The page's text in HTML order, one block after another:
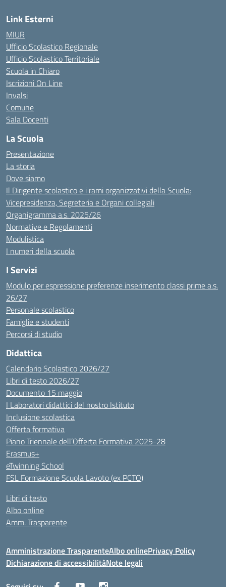
Link Esterni
MIUR
Ufficio Scolastico Regionale
Ufficio Scolastico Territoriale
Scuola in Chiaro
Iscrizioni On Line
Invalsi
Comune
Sala Docenti
La Scuola
Presentazione
La storia
Dove siamo
Il Dirigente scolastico e i rami organizzativi della Scuola:
Vicepresidenza, Segreteria e Organi collegiali
Organigramma a.s. 2025/26
Normative e Regolamenti
Modulistica
I numeri della scuola
I Servizi
Modulo per espressione preferenze inserimento classi prime a.s.
26/27
Personale scolastico
Famiglie e studenti
Percorsi di studio
Didattica
Calendario Scolastico 2026/27
Libri di testo 2026/27
Documento 15 maggio
I Laboratori didattici del nostro Istituto
Inclusione scolastica
Offerta formativa
Piano Triennale dell’Offerta Formativa 2025-28
Erasmus+
eTwinning School
FSL Formazione Scuola Lavoto (ex PCTO)
Libri di testo
Albo online
Amm. Trasparente
Amministrazione TrasparenteAlbo onlinePrivacy Policy
Dichiarazione di accessibilitàNote legali